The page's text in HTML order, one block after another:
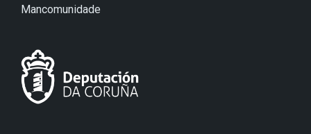
Mancomunidade